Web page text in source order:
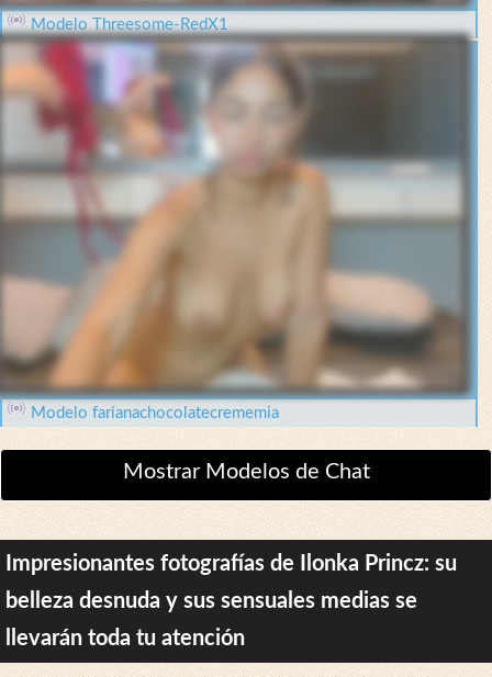
Modelo Threesome-RedX1
Modelo farianachocolatecrememia
Mostrar Modelos de Chat
Impresionantes fotografías de Ilonka Princz: su
belleza desnuda y sus sensuales medias se
llevarán toda tu atención